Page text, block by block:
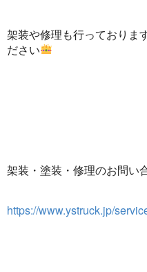
架装や修理も行っておりま
ださい
架装・塗装・修理のお問い
https://www.ystruck.jp/